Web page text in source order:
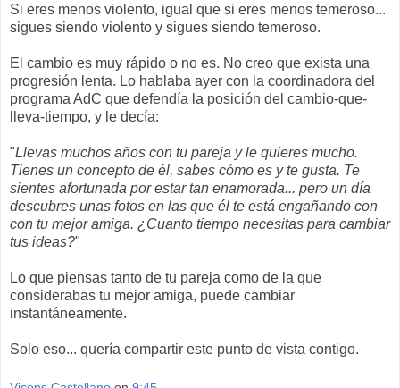
Si eres menos violento, igual que si eres menos temeroso...
sigues siendo violento y sigues siendo temeroso.
El cambio es muy rápido o no es. No creo que exista una
progresión lenta. Lo hablaba ayer con la coordinadora del
programa AdC que defendía la posición del cambio-que-
lleva-tiempo, y le decía:
"Llevas muchos años con tu pareja y le quieres mucho.
Tienes un concepto de él, sabes cómo es y te gusta. Te
sientes afortunada por estar tan enamorada... pero un día
descubres unas fotos en las que él te está engañando con
con tu mejor amiga. ¿Cuanto tiempo necesitas para cambiar
tus ideas?"
Lo que piensas tanto de tu pareja como de la que
considerabas tu mejor amiga, puede cambiar
instantáneamente.
Solo eso... quería compartir este punto de vista contigo.